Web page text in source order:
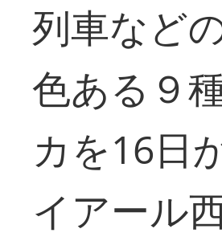
列車など
色ある９
カを16日
イアール